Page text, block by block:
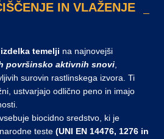
IN VLAŽENJE
temelji na najnovejši
površinsko aktivnih snovi,
surovin rastlinskega izvora. Ti
ustvarjajo odlično peno in imajo
vsebuje biocidno sredstvo, ki je
teste (UNI EN 14476, 1276 in